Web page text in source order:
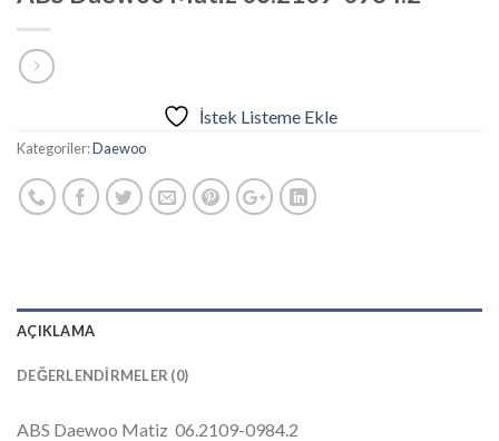
İstek Listeme Ekle
Kategoriler:Daewoo
AÇIKLAMA
DEĞERLENDIRMELER (0)
ABS Daewoo Matiz 06.2109-0984.2